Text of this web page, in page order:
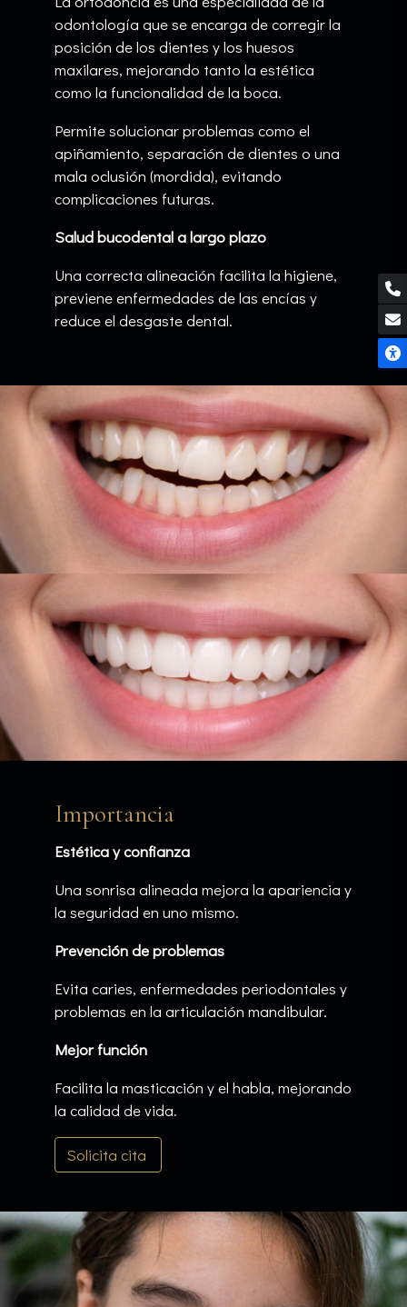
odontología que se encarga de corregir la
posición de los dientes y los huesos
maxilares, mejorando tanto la estética
como la funcionalidad de la boca.
Permite solucionar problemas como el
apiñamiento, separación de dientes o una
mala oclusión (mordida), evitando
complicaciones futuras.
Salud bucodental a largo plazo
Una correcta alineación facilita la higiene,
previene enfermedades de las encías y
reduce el desgaste dental.
Importancia
Estética y confianza
Una sonrisa alineada mejora la apariencia y
la seguridad en uno mismo.
Prevención de problemas
Evita caries, enfermedades periodontales y
problemas en la articulación mandibular.
Mejor función
Facilita la masticación y el habla, mejorando
la calidad de vida.
Solicita cita